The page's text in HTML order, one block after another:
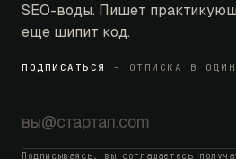
SEO-воды. Пишет
еще шипит код.
ПОДПИСАТЬСЯ - ОТПИСКА В ОДИН
Подписываясь, вы соглашаетесь